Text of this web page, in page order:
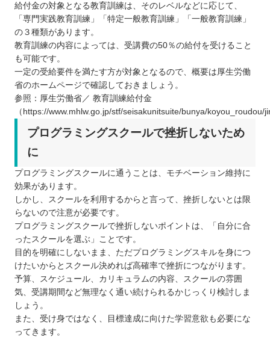
給付金の対象となる教育訓練は、そのレベルなどに応じて、
「専門実践教育訓練」「特定一般教育訓練」「一般教育訓練」
の３種類があります。
教育訓練の内容によっては、受講費の50％の給付を受けること
も可能です。
一定の受給要件を満たす方が対象となるので、概要は厚生労働
省のホームページで確認しておきましょう。
参照：厚生労働省／ 教育訓練給付金
（https://www.mhlw.go.jp/stf/seisakunitsuite/bunya/koyou_roudou/
プログラミングスクールで挫折しないため
に
プログラミングスクールに通うことは、モチベーション維持に
効果があります。
しかし、スクールを利用するからと言って、挫折しないとは限
らないので注意が必要です。
プログラミングスクールで挫折しないポイントは、「自分に合
ったスクールを選ぶ」ことです。
目的を明確にしないまま、ただプログラミングスキルを身につ
けたいからとスクール決めれば高確率で挫折につながります。
予算、スケジュール、カリキュラムの内容、スクールの雰囲
気、受講期間など無理なく通い続けられるかじっくり検討しま
しょう。
また、受け身ではなく、目標達成に向けた学習意欲も必要にな
ってきます。